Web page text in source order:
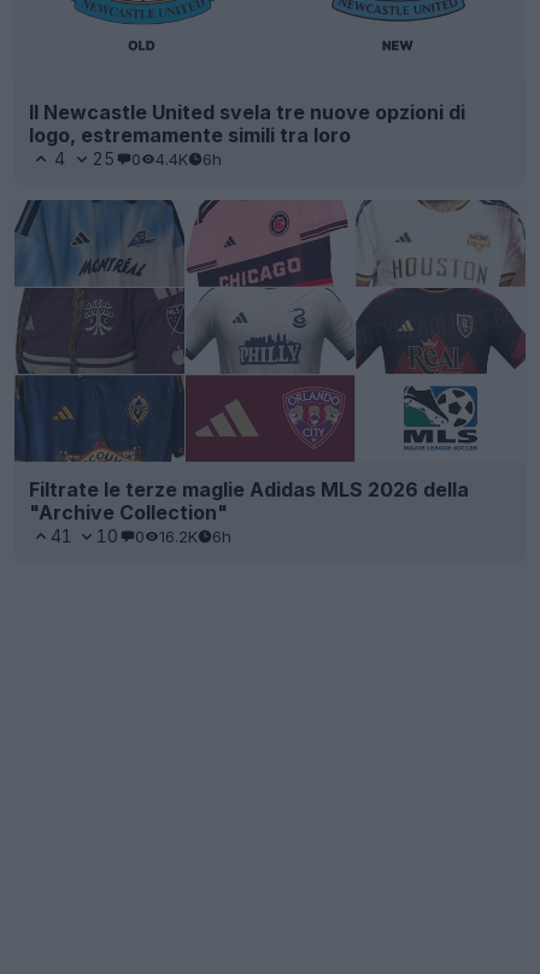
Il Newcastle United svela tre nuove opzioni di
logo, estremamente simili tra loro
4 25 0 4.4K 6h
Filtrate le terze maglie Adidas MLS 2026 della
"Archive Collection"
41 10 0 16.2K 6h